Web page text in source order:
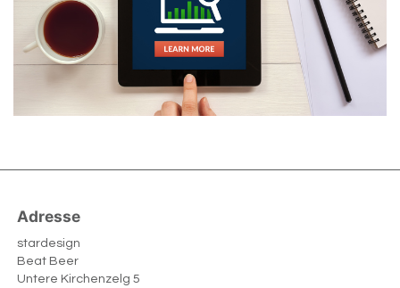
Adresse
stardesign
Beat Beer
Untere Kirchenzelg 5